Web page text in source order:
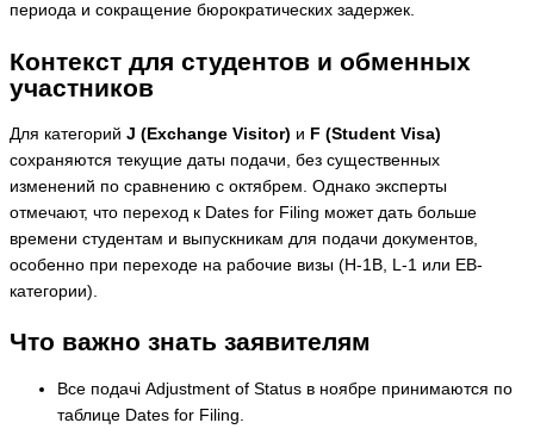
периода и сокращение бюрократических задержек.
Контекст для студентов и обменных
участников
Для категорий J (Exchange Visitor) и F (Student Visa)
сохраняются текущие даты подачи, без существенных
изменений по сравнению с октябрем. Однако эксперты
отмечают, что переход к Dates for Filing может дать больше
времени студентам и выпускникам для подачи документов,
особенно при переходе на рабочие визы (H-1B, L-1 или EB-
категории).
Что важно знать заявителям
Все подачі Adjustment of Status в ноябре принимаются по
таблице Dates for Filing.